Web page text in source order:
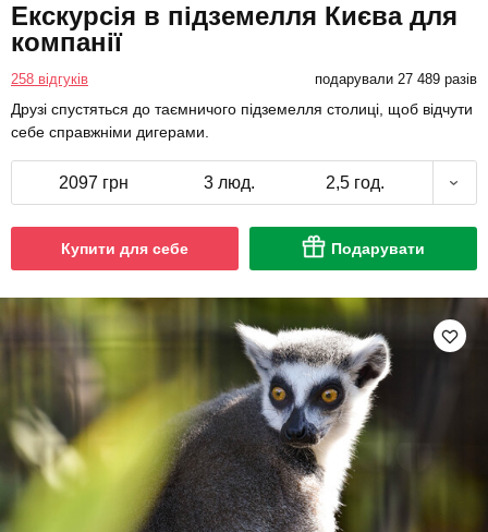
Екскурсія в підземелля Києва для
компанії
258 відгуків подарували 27 489 разів
Друзі спустяться до таємничого підземелля столиці, щоб відчути
себе справжніми дигерами.
2097 грн 3 люд. 2,5 год.
Купити для себе Подарувати